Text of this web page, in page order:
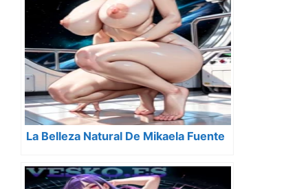
La Belleza Natural De Mikaela Fuente